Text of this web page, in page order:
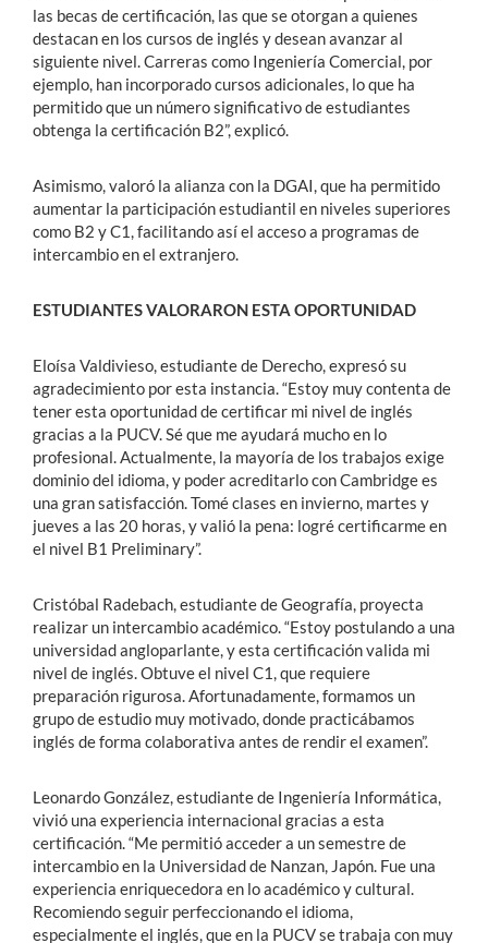
las becas de certificación, las que se otorgan a quienes
destacan en los cursos de inglés y desean avanzar al
siguiente nivel. Carreras como Ingeniería Comercial, por
ejemplo, han incorporado cursos adicionales, lo que ha
permitido que un número significativo de estudiantes
obtenga la certificación B2”, explicó.
Asimismo, valoró la alianza con la DGAI, que ha permitido
aumentar la participación estudiantil en niveles superiores
como B2 y C1, facilitando así el acceso a programas de
intercambio en el extranjero.
ESTUDIANTES VALORARON ESTA OPORTUNIDAD
Eloísa Valdivieso, estudiante de Derecho, expresó su
agradecimiento por esta instancia. “Estoy muy contenta de
tener esta oportunidad de certificar mi nivel de inglés
gracias a la PUCV. Sé que me ayudará mucho en lo
profesional. Actualmente, la mayoría de los trabajos exige
dominio del idioma, y poder acreditarlo con Cambridge es
una gran satisfacción. Tomé clases en invierno, martes y
jueves a las 20 horas, y valió la pena: logré certificarme en
el nivel B1 Preliminary”.
Cristóbal Radebach, estudiante de Geografía, proyecta
realizar un intercambio académico. “Estoy postulando a una
universidad angloparlante, y esta certificación valida mi
nivel de inglés. Obtuve el nivel C1, que requiere
preparación rigurosa. Afortunadamente, formamos un
grupo de estudio muy motivado, donde practicábamos
inglés de forma colaborativa antes de rendir el examen”.
Leonardo González, estudiante de Ingeniería Informática,
vivió una experiencia internacional gracias a esta
certificación. “Me permitió acceder a un semestre de
intercambio en la Universidad de Nanzan, Japón. Fue una
experiencia enriquecedora en lo académico y cultural.
Recomiendo seguir perfeccionando el idioma,
especialmente el inglés, que en la PUCV se trabaja con muy